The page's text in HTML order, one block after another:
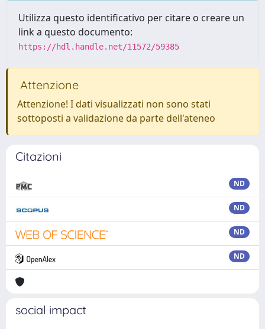
Utilizza questo identificativo per citare o creare un
link a questo documento:
https://hdl.handle.net/11572/59385
Attenzione
Attenzione! I dati visualizzati non sono stati
sottoposti a validazione da parte dell'ateneo
Citazioni
ND
ND
ND
ND
social impact